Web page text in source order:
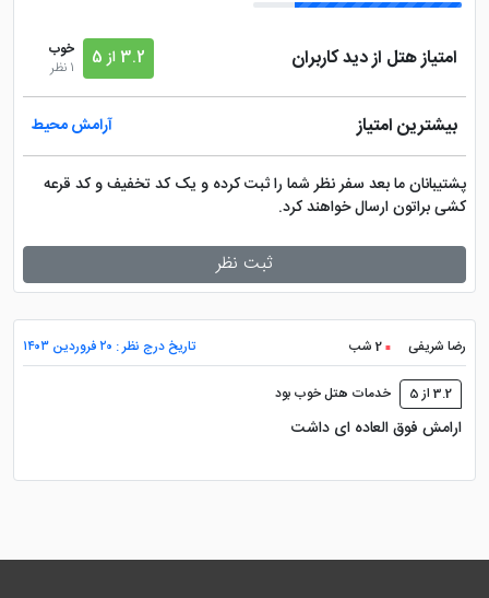
امتیاز هتل از دید کاربران 3.2 از 5
خوب
1 نظر
بیشترین امتیاز آرامش محیط
پشتیبانان ما بعد سفر نظر شما را ثبت کرده و یک کد تخفیف و کد قرعه
کشی براتون ارسال خواهند کرد.
ثبت نظر
رضا شریفی 2 شب تاریخ درج نظر : ۲۰ فروردین ۱۴۰۳
3.2 از 5 خدمات هتل خوب بود
ارامش فوق العاده ای داشت